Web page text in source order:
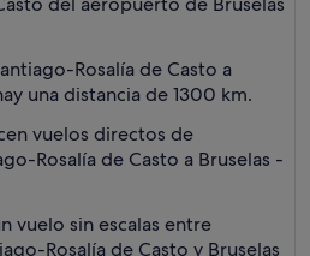
Rosalía de Casto a
una distancia de 1300 km.
vuelos directos de
Rosalía de Casto a Bruselas -
vuelo sin escalas entre
Rosalía de Casto y Bruselas